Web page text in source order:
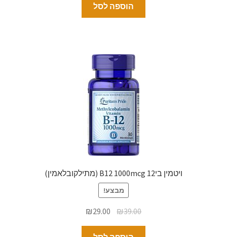
הוספה לסל
ויטמין בי12 B12 1000mcg (מתילקובלאמין)
מבצע!
₪39.00
₪29.00